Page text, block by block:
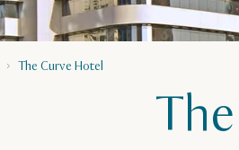
The Curve Hotel